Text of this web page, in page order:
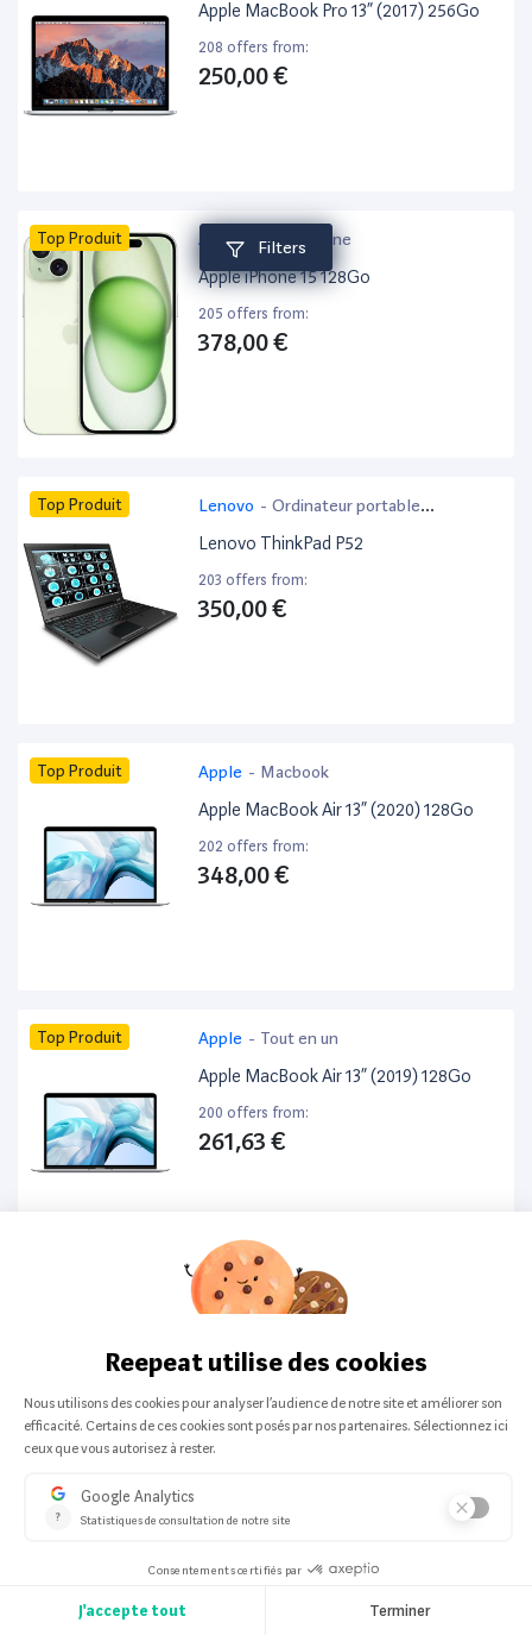
Filters
Apple MacBook Pro 13” (2017) 256Go
208 offers from:
250,00 €
Top Produit Apple Smartphone
Apple iPhone 15 128Go
205 offers from:
378,00 €
Top Produit Lenovo - Ordinateur portable
bureautique
Lenovo ThinkPad P52
203 offers from:
350,00 €
Top Produit Apple - Macbook
Apple MacBook Air 13” (2020) 128Go
202 offers from:
348,00 €
Top Produit Apple - Tout en un
Apple MacBook Air 13” (2019) 128Go
200 offers from:
261,63 €
HP- Ordinateur portable
259,99 €
HP- Ordinateur portable
HP ProBook 650 G8 14”